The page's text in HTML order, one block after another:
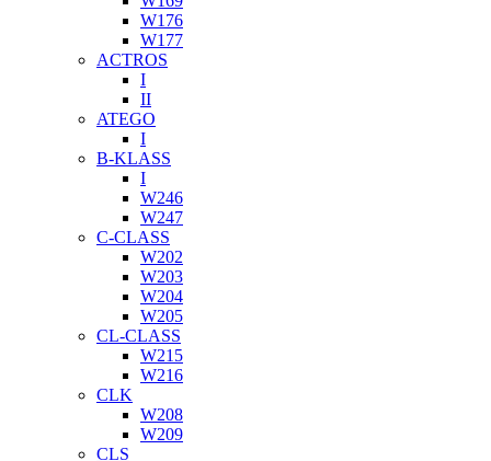
W176
W177
ACTROS
I
II
ATEGO
I
B-KLASS
I
W246
W247
C-CLASS
W202
W203
W204
W205
CL-CLASS
W215
W216
CLK
W208
W209
CLS